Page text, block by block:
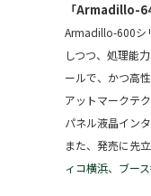
「Armadillo-
Armadillo-600シ
しつつ、処理能
ールで、かつ高
アットマークテ
パネル液晶イン
また、発売に先
ィコ横浜、ブース